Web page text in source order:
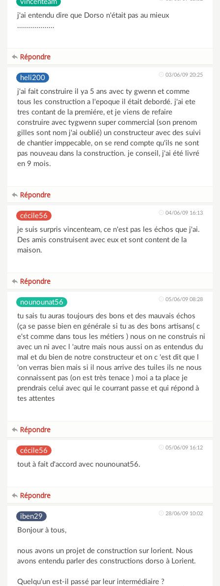
vincenteam
j'ai entendu dire que Dorso n'était pas au mieux
...................
Répondre
heli200 03/06/09 20:25
j'ai fait construire il ya 5 ans avec ty gwenn et comme
tous les construction a l'epoque il était debordé. j'ai ete
tres contant de la premiére, et je viens de refaire
construire avec tygwenn super commercial (son prenom
gilles sont nom j'ai oublié) un constructeur avec des suivi
de chantier imppecable, on se rend compte qu'ils ne sont
pas nouveau dans la construction. je conseil, j'ai été livré
en 9 mois.
Répondre
cécile56 04/06/09 16:13
je suis surpris vincenteam, ce n'est pas les échos que j'ai.
Des amis construisent avec eux et sont content de la
maison.
Répondre
nounounat56 05/06/09 08:28
tu sais tu auras toujours des bons et des mauvais échos
(ça se passe bien en générale si tu as des bons artisans( c
e'st comme dans tous les métiers ) nous on ne construis ni
avec un ni avec l 'autre mais nous aussi on as entendus du
mal et du bien de notre constructeur et on c 'est dit que l
'on verras bien mais si il nous arrive des tuiles ils ne nous
connaissent pas (on est très tenace ) moi a ta place je
prendrais celui avec qui le courrant passe et qui répond à
tes attentes
Répondre
cécile56 05/06/09 16:12
tout à fait d'accord avec nounounat56.
Répondre
iben29 28/06/09 10:02
Bonjour à tous,
nous avons un projet de construction sur lorient. Nous
avons entendu parler des constructions dorso à Lorient.
Quelqu'un est-il passé par leur intermédiaire ?